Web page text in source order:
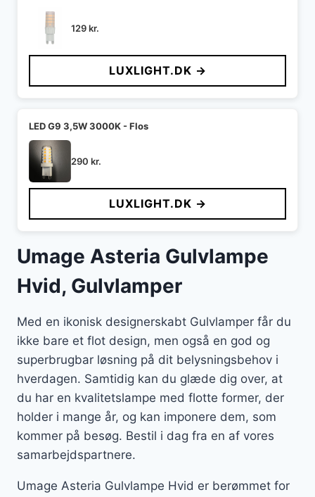
129kr.
LUXLIGHT.DK →
LED G9 3,5W 3000K - Flos
290 kr.
LUXLIGHT.DK →
Umage Asteria Gulvlampe
Hvid, Gulvlamper
Med en ikonisk designerskabt Gulvlamper får du
ikke bare et flot design, men også en god og
superbrugbar løsning på dit belysningsbehov i
hverdagen. Samtidig kan du glæde dig over, at
du har en kvalitetslampe med flotte former, der
holder i mange år, og kan imponere dem, som
kommer på besøg. Bestil i dag fra en af vores
samarbejdspartnere.
Umage Asteria Gulvlampe Hvid er berømmet for